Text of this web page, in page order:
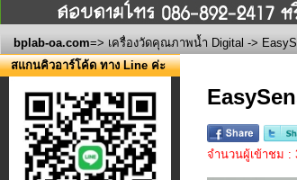
bplab-oa.com=> เครื่องวัดคุณภาพน้ำ Digital ->
สแกนคิวอาร์โค้ด ทาง Line ค่ะ
จำนวนผู้เข้าชม :